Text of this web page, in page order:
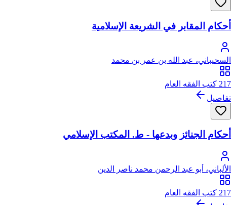
أحكام المقابر في الشريعة الإسلامية
السحيباني، عبد الله بن عمر بن محمد
217 كتب الفقه العام
تفاصيل
أحكام الجنائز وبدعها - ط. المكتب الإسلامي
الألباني، أبو عبد الرحمن محمد ناصر الدين
217 كتب الفقه العام